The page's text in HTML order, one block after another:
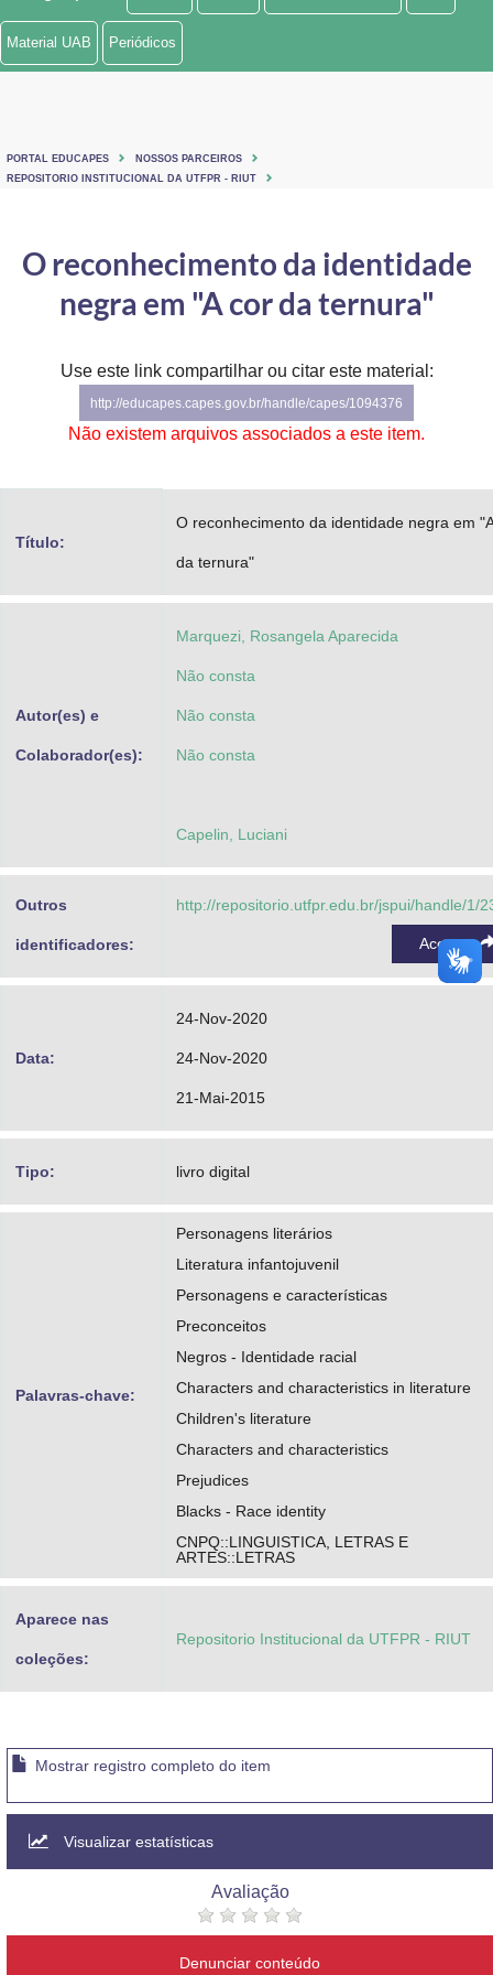
Ministério de Minas e Energia
Ministério do Turismo
Controladoria-Geral da União
Ministério da Mulher, da Família e dos Direitos Humanos
Secretaria-Geral
Material UAB Periódicos
PORTAL EDUCAPES
NOSSOS PARCEIROS
REPOSITORIO INSTITUCIONAL DA UTFPR - RIUT
O reconhecimento da identidade
negra em "A cor da ternura"
Use este link compartilhar ou citar este material:
http://educapes.capes.gov.br/handle/capes/1094376
Não existem arquivos associados a este item.
Título:
O reconhecimento da identidade negra em
da ternura"
Autor(es) e
Colaborador(es):
Marquezi, Rosangela Aparecida
Não consta
Não consta
Não consta
Capelin, Luciani
Outros
identificadores:
http://repositorio.utfpr.edu.br/jspui/handle/1/
Acessar
Data:
24-Nov-2020
24-Nov-2020
21-Mai-2015
Tipo: livro digital
Palavras-chave:
Personagens literários
Literatura infantojuvenil
Personagens e características
Preconceitos
Negros - Identidade racial
Characters and characteristics in literature
Children's literature
Characters and characteristics
Prejudices
Blacks - Race identity
CNPQ::LINGUISTICA, LETRAS E
ARTES::LETRAS
Aparece nas
coleções:
Repositorio Institucional da UTFPR - RIUT
Mostrar registro completo do item
Visualizar estatísticas
Avaliação
Denunciar conteúdo